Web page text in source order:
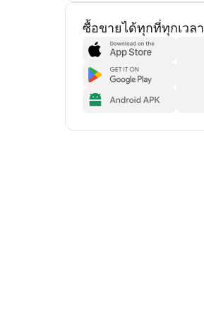
ซื้อขายได้ทุกที่ทุกเวลา